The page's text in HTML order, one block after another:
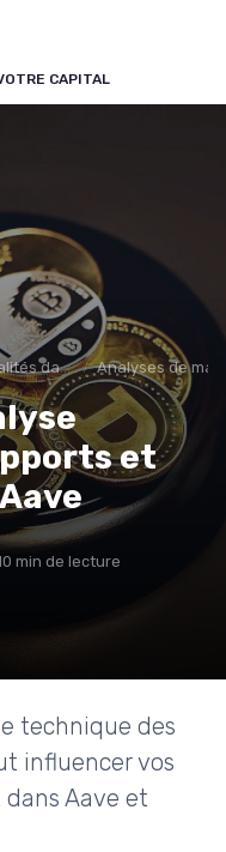
CAPITAL
Analyses de
et
min de lecture
technique des
influencer vos
Aave et